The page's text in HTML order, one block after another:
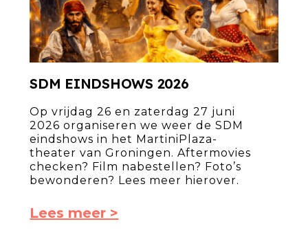
SDM EINDSHOWS 2026
Op vrijdag 26 en zaterdag 27 juni
2026 organiseren we weer de SDM
eindshows in het MartiniPlaza-
theater van Groningen. Aftermovies
checken? Film nabestellen? Foto’s
bewonderen? Lees meer hierover.
Lees meer >